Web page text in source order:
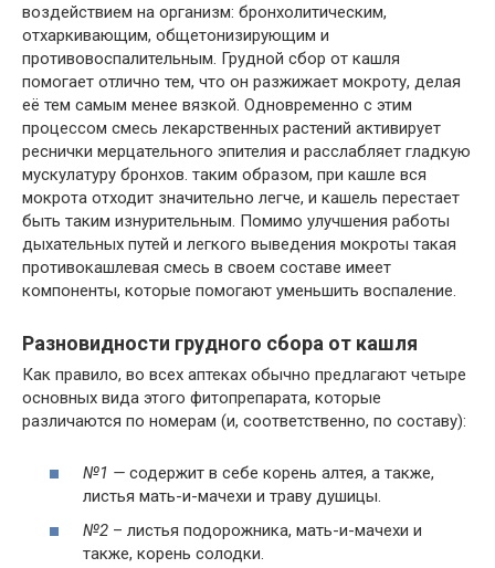
воздействием на организм: бронхолитическим,
отхаркивающим, общетонизирующим и
противовоспалительным. Грудной сбор от кашля
помогает отлично тем, что он разжижает мокроту, делая
её тем самым менее вязкой. Одновременно с этим
процессом смесь лекарственных растений активирует
реснички мерцательного эпителия и расслабляет гладкую
мускулатуру бронхов. таким образом, при кашле вся
мокрота отходит значительно легче, и кашель перестает
быть таким изнурительным. Помимо улучшения работы
дыхательных путей и легкого выведения мокроты такая
противокашлевая смесь в своем составе имеет
компоненты, которые помогают уменьшить воспаление.
Разновидности грудного сбора от кашля
Как правило, во всех аптеках обычно предлагают четыре
основных вида этого фитопрепарата, которые
различаются по номерам (и, соответственно, по составу):
№1 — содержит в себе корень алтея, а также,
листья мать-и-мачехи и траву душицы.
№2 – листья подорожника, мать-и-мачехи и
также, корень солодки.